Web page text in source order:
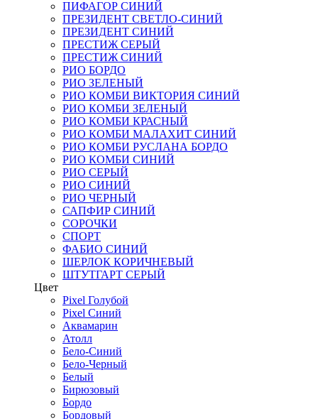
ПИФАГОР СИНИЙ
ПРЕЗИДЕНТ СВЕТЛО-СИНИЙ
ПРЕЗИДЕНТ СИНИЙ
ПРЕСТИЖ СЕРЫЙ
ПРЕСТИЖ СИНИЙ
РИО БОРДО
РИО ЗЕЛЕНЫЙ
РИО КОМБИ ВИКТОРИЯ СИНИЙ
РИО КОМБИ ЗЕЛЕНЫЙ
РИО КОМБИ КРАСНЫЙ
РИО КОМБИ МАЛАХИТ СИНИЙ
РИО КОМБИ РУСЛАНА БОРДО
РИО КОМБИ СИНИЙ
РИО СЕРЫЙ
РИО СИНИЙ
РИО ЧЕРНЫЙ
САПФИР СИНИЙ
СОРОЧКИ
СПОРТ
ФАБИО СИНИЙ
ШЕРЛОК КОРИЧНЕВЫЙ
ШТУТГАРТ СЕРЫЙ
Цвет
Pixel Голубой
Pixel Синий
Аквамарин
Атолл
Бело-Синий
Бело-Черный
Белый
Бирюзовый
Бордо
Бордовый